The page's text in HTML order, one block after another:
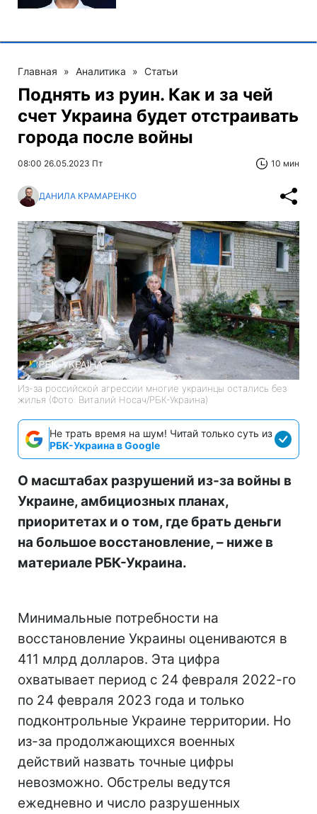
Главная » Аналитика » Статьи
Поднять из руин. Как и за чей
счет Украина будет отстраивать
города после войны
08:00 26.05.2023 Пт 10 мин
ДАНИЛА КРАМАРЕНКО
Из-за российской агрессии многие украинцы остались без
жилья (Фото: Виталий Носач/РБК-Украина)
Не трать время на шум! Читай только суть из
РБК-Украина в Google
О масштабах разрушений из-за войны в
Украине, амбициозных планах,
приоритетах и о том, где брать деньги
на большое восстановление, – ниже в
материале РБК-Украина.
Минимальные потребности на
восстановление Украины оцениваются в
411 млрд долларов. Эта цифра
охватывает период с 24 февраля 2022-го
по 24 февраля 2023 года и только
подконтрольные Украине территории. Но
из-за продолжающихся военных
действий назвать точные цифры
невозможно. Обстрелы ведутся
ежедневно и число разрушенных